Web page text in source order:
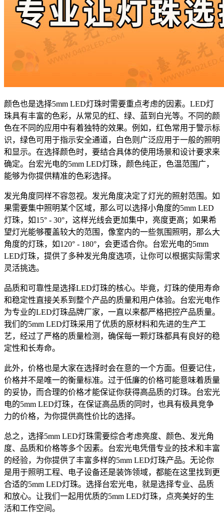
颜色也是选择5mm LED灯珠时需要重点考虑的因素。LED灯
珠具有丰富的色彩，从常见的红、绿、蓝到白光等。不同的颜
色在不同的应用中有着独特的效果。例如，红色常用于警示标
识，绿色可用于指示安全通道，白色则广泛应用于一般的照明
和显示。在选择颜色时，要结合具体的使用场景和设计要求来
确定。台宏光电的5mm LED灯珠，颜色纯正，色温范围广，
能够为你提供精准的色彩选择。
发光角度同样不容忽视。发光角度决定了灯光的照射范围。如
果需要集中照明某个区域，那么可以选择小角度的5mm LED
灯珠，如15° - 30°，这样光线会更加集中，亮度更高；如果希
望灯光能够覆盖较大的范围，像室内的一些氛围照明，那么大
角度的灯珠，如120° - 180°，会更适合你。台宏光电的5mm
LED灯珠，提供了多种发光角度选项，让你可以根据实际需求
灵活挑选。
品质和可靠性是选择LED灯珠的核心。毕竟，灯珠的使用寿命
和稳定性直接关系到整个产品的质量和用户体验。台宏光电作
为专业的LED灯珠品牌厂家，一直以来都严格把控产品质量。
我们的5mm LED灯珠采用了优质的原材料和先进的生产工
艺，经过了严格的质量检测，确保每一颗灯珠都具有良好的稳
定性和长寿命。
此外，价格也是大家在选择时会在意的一个方面。但要记住，
价格并不是唯一的衡量标准。过于低廉的价格可能意味着质量
的妥协，而合理的价格才能保证你获得高品质的灯珠。台宏光
电的5mm LED灯珠，在保证高品质的同时，也具有极具竞争
力的价格，为你提供高性价比的选择。
总之，选择5mm LED灯珠需要综合考虑亮度、颜色、发光角
度、品质和价格等多个因素。台宏光电凭借专业的技术和丰富
的经验，为你提供了丰富多样的5mm LED灯珠产品。无论你
是用于照明工程、电子设备还是装饰领域，都能在这里找到更
合适的5mm LED灯珠。选择台宏光电，就是选择专业、品质
和放心。让我们一起用优质的5mm LED灯珠，点亮美好的生
活和工作空间。